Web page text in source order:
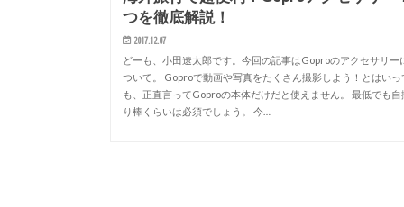
つを徹底解説！
2017.12.07
どーも、小田遼太郎です。今回の記事はGoproのアクセサリー
ついて。 Goproで動画や写真をたくさん撮影しよう！とはいっ
も、正直言ってGoproの本体だけだと使えません。 最低でも自
り棒くらいは必須でしょう。 今…